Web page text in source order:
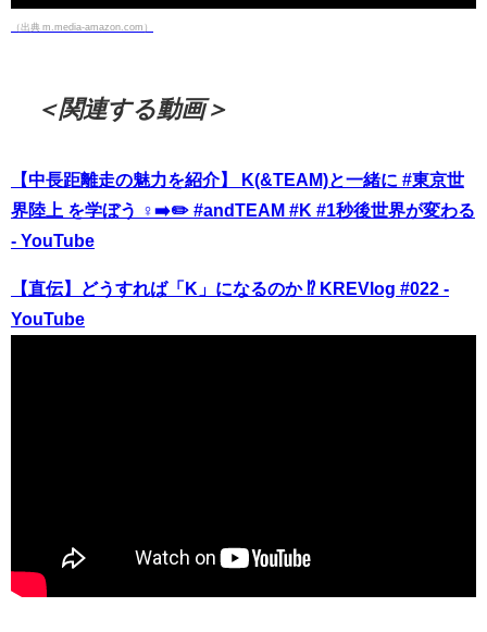
（出典 m.media-amazon.com）
＜関連する動画＞
【中長距離走の魅力を紹介】 K(&TEAM)と一緒に #東京世
界陸上 を学ぼう ‍♀️‍➡️✏️ #andTEAM #K #1秒後世界が変わる
- YouTube
【直伝】どうすれば「K」になるのか ⁉︎ KREVlog #022 -
YouTube